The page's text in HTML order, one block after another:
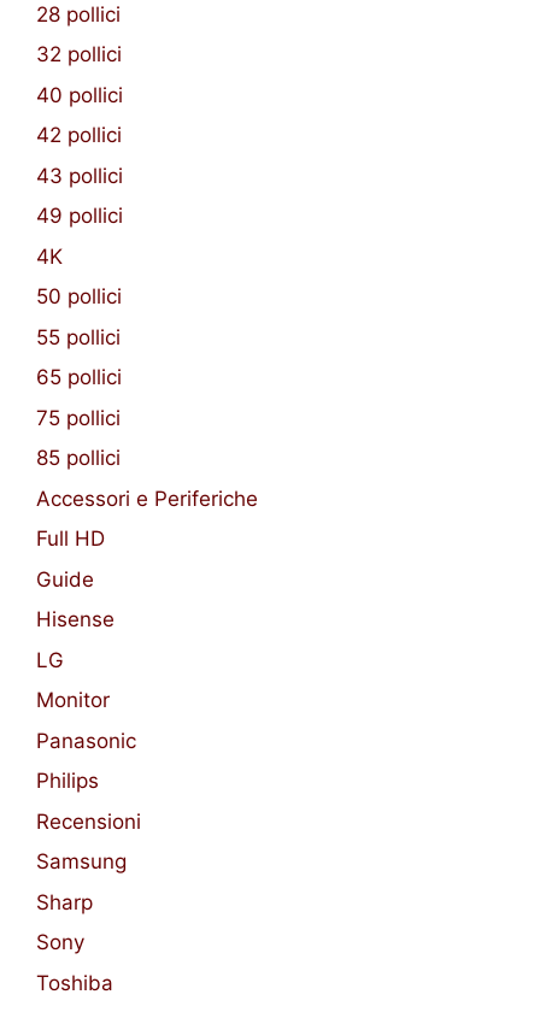
28 pollici
32 pollici
40 pollici
42 pollici
43 pollici
49 pollici
4K
50 pollici
55 pollici
65 pollici
75 pollici
85 pollici
Accessori e Periferiche
Full HD
Guide
Hisense
LG
Monitor
Panasonic
Philips
Recensioni
Samsung
Sharp
Sony
Toshiba